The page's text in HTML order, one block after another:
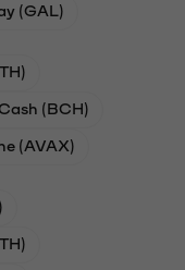
(GAL)
(BCH)
(AVAX)